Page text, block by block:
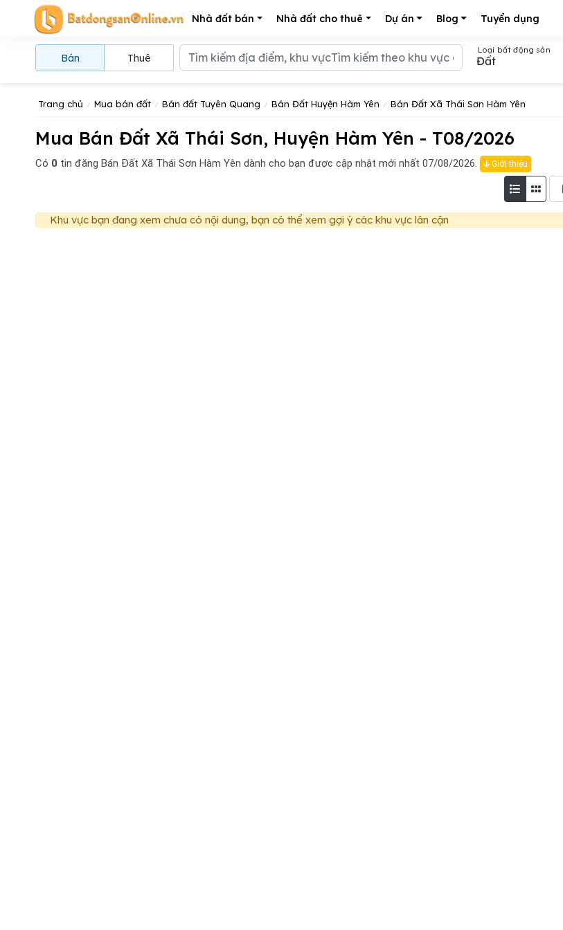
Nhà đất bán Nhà đất cho thuê Dự án Blog Tuyển dụng
Trang chủ Mua bán đất Bán đất Tuyên Quang Bán Đất Huyện Hàm Yên Bán Đất Xã Thái Sơn Hàm Yên
Mua Bán Đất Xã Thái Sơn, Huyện Hàm Yên - T08/2026
Có 0 tin đăng Bán Đất Xã Thái Sơn Hàm Yên dành cho bạn được cập nhật mới nhất 07/08/2026. Giới thiệu
Khu vực bạn đang xem chưa có nội dung, bạn có thể xem gợi ý các khu vực lân cận
Bán Thuê
Loại bất động sản
Đất